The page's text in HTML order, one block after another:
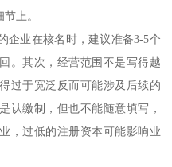
上。
企业在核名时，建议准备3-5个
。其次，经营范围不是写得越
过于宽泛反而可能涉及后续的
认缴制，但也不能随意填写，
，过低的注册资本可能影响业